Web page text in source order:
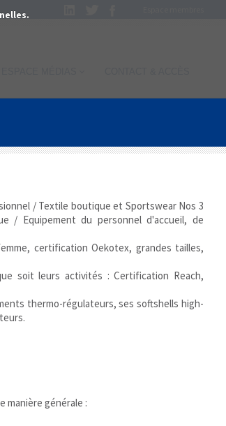
/ Textile boutique et Sportswear Nos 3
/ Equipement du personnel d'accueil, de
certification Oekotex, grandes tailles,
soit leurs activités : Certification Reach,
thermo-régulateurs, ses softshells high-
générale :